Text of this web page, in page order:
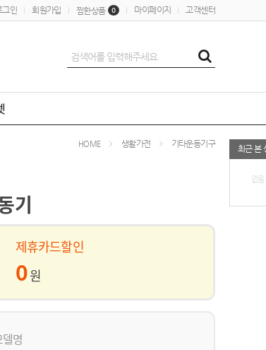
그인 회원가입 찜한상품 0 마이페이지 고객센터
최근 본
없음
HOME 생활가전 기타운동기구
기
제휴카드할인
0원
델명